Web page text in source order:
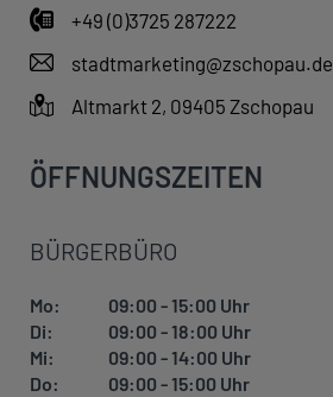
+49 (0)3725 287222
stadtmarketing@zschopau.de
Altmarkt 2, 09405 Zschopau
ÖFFNUNGSZEITEN
BÜRGERBÜRO
Mo:
09:00 - 15:00 Uhr
Di:
09:00 - 18:00 Uhr
Mi:
09:00 - 14:00 Uhr
Do:
09:00 - 15:00 Uhr